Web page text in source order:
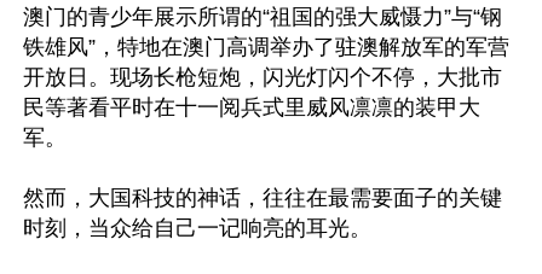
澳门的青少年展示所谓的“祖国的强大威慑力”与“钢
铁雄风”，特地在澳门高调举办了驻澳解放军的军营
开放日。现场长枪短炮，闪光灯闪个不停，大批市
民等著看平时在十一阅兵式里威风凛凛的装甲大
军。
然而，大国科技的神话，往往在最需要面子的关键
时刻，当众给自己一记响亮的耳光。